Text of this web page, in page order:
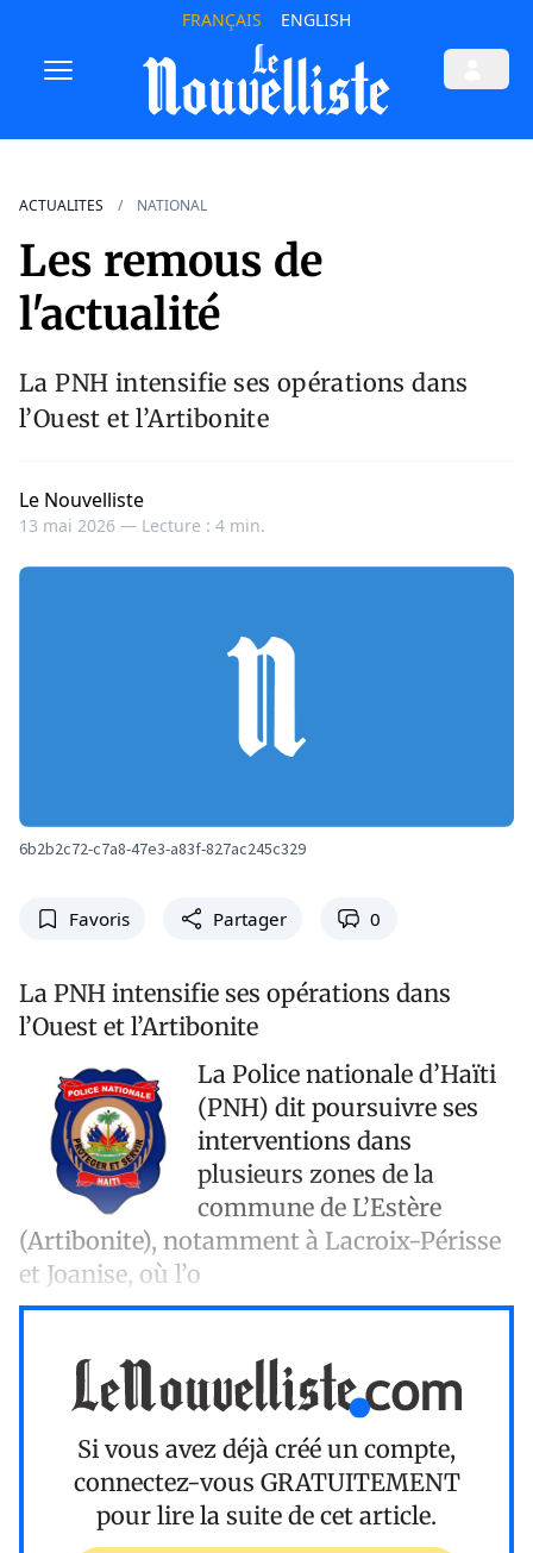
FRANÇAIS ENGLISH
ACTUALITES NATIONAL
Les remous de
l'actualité
La PNH intensifie ses opérations dans
l’Ouest et l’Artibonite
Le Nouvelliste
13 mai 2026 — Lecture : 4 min.
6b2b2c72-c7a8-47e3-a83f-827ac245c329
Favoris Partager 0
La PNH intensifie ses opérations dans
l’Ouest et l’Artibonite
La Police nationale d’Haïti
(PNH) dit poursuivre ses
interventions dans
plusieurs zones de la
commune de L’Estère
(Artibonite), notamment à Lacroix-Périsse
et Joanise, où l’o
Si vous avez déjà créé un compte,
connectez-vous GRATUITEMENT
pour lire la suite de cet article.